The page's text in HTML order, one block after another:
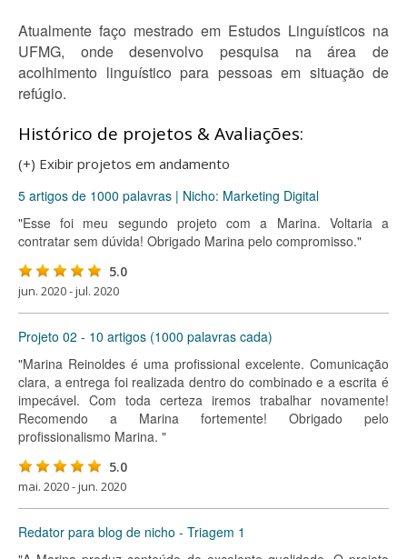
Atualmente faço mestrado em Estudos Linguísticos na
UFMG, onde desenvolvo pesquisa na área de
acolhimento linguístico para pessoas em situação de
refúgio.
Histórico de projetos & Avaliações:
(+) Exibir projetos em andamento
5 artigos de 1000 palavras | Nicho: Marketing Digital
"Esse foi meu segundo projeto com a Marina. Voltaria a
contratar sem dúvida! Obrigado Marina pelo compromisso."
5.0
jun. 2020 - jul. 2020
Projeto 02 - 10 artigos (1000 palavras cada)
"Marina Reinoldes é uma profissional excelente. Comunicação
clara, a entrega foi realizada dentro do combinado e a escrita é
impecável. Com toda certeza iremos trabalhar novamente!
Recomendo a Marina fortemente! Obrigado pelo
profissionalismo Marina. "
5.0
mai. 2020 - jun. 2020
Redator para blog de nicho - Triagem 1